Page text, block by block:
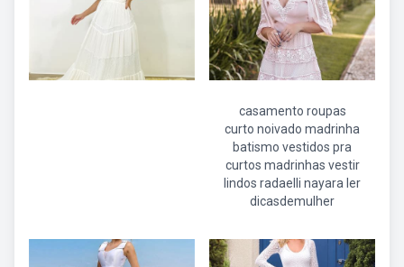
casamento roupas
curto noivado madrinha
batismo vestidos pra
curtos madrinhas vestir
lindos radaelli nayara ler
dicasdemulher